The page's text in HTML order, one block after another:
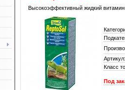
Высокоэффективный жидкий
Артикул:
Класс
Под